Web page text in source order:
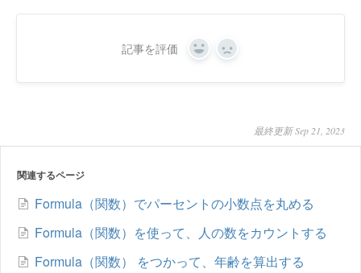
記事を評価 Yes No
最終更新 Sep 21, 2023
関連するページ
Formula（関数）でパーセントの小数点を丸める
Formula（関数）を使って、人の数をカウントする
Formula（関数） をつかって、年齢を算出する